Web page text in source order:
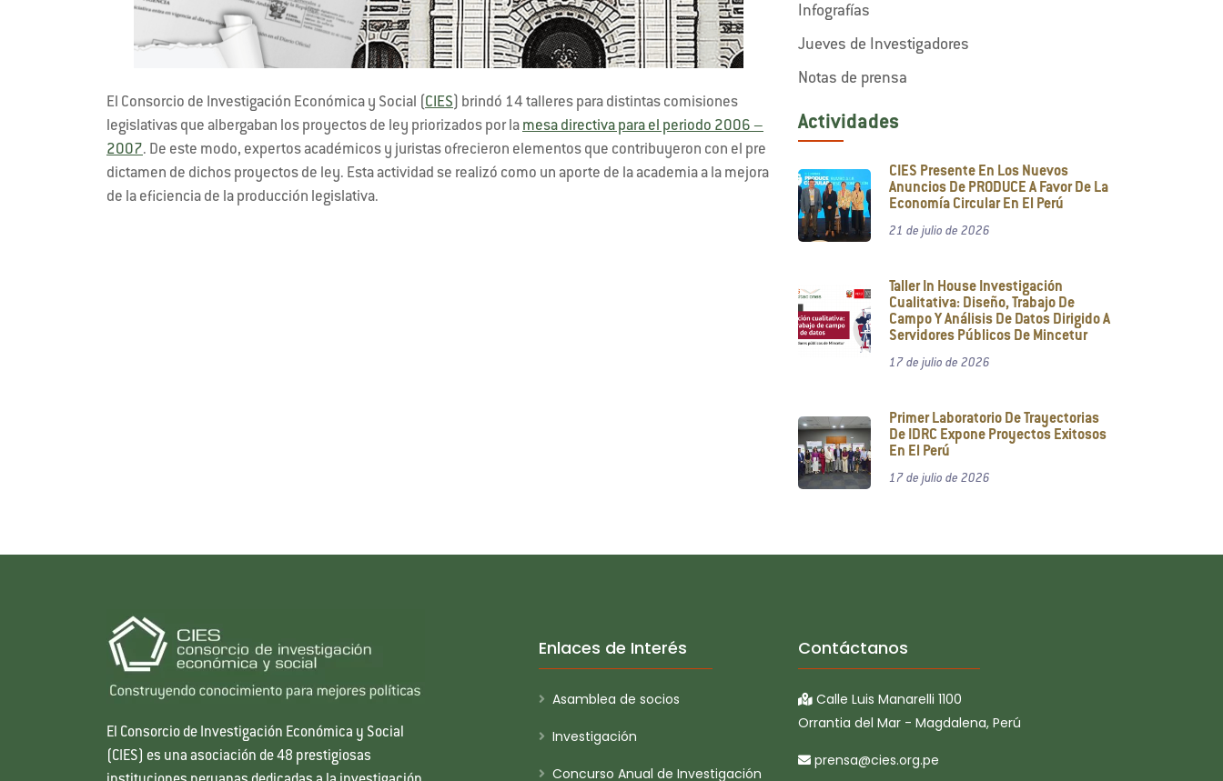
El Consorcio de Investigación Económica y Social ( CIES ) brindó 14 talleres para distintas comisiones
legislativas que albergaban los proyectos de ley priorizados por la mesa directiva para el periodo 2006 –
2007. De este modo, expertos académicos y juristas ofrecieron elementos que contribuyeron con el pre
dictamen de dichos proyectos de ley. Esta actividad se realizó como un aporte de la academia a la mejora
de la eficiencia de la producción legislativa.
Infografías
Jueves de Investigadores
Notas de prensa
Actividades
CIES Presente En Los Nuevos
Anuncios De PRODUCE A Favor De La
Economía Circular En El Perú
21 de julio de 2026
Taller In House Investigación
Cualitativa: Diseño, Trabajo De
Campo Y Análisis De Datos Dirigido A
Servidores Públicos De Mincetur
17 de julio de 2026
Primer Laboratorio De Trayectorias
De IDRC Expone Proyectos Exitosos
En El Perú
17 de julio de 2026
El Consorcio de Investigación Económica y Social
(CIES) es una asociación de 48 prestigiosas
Enlaces de Interés
Asamblea de socios
Investigación
Concurso Anual de Investigación
Contáctanos
Calle Luis Manarelli 1100
Orrantia del Mar - Magdalena, Perú
prensa@cies.org.pe